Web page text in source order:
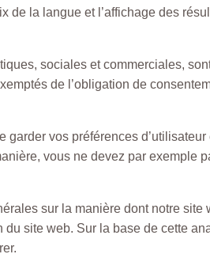
de la langue et l’affichage des
sociales et commerciales,
de l’obligation de
garder vos préférences
vous ne devez par exemple
sur la manière dont notre
site web. Sur la base de cette